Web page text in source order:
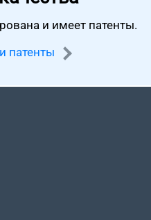
и имеет патенты.
патенты